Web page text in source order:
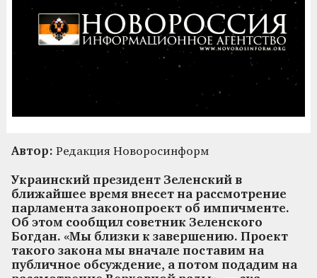
Автор: Редакция Новоросинформ
Украинский президент Зеленский в
ближайшее время внесет на рассмотрение
парламента законопроект об импичменте.
Об этом сообщил советник Зеленского
Богдан. «Мы близки к завершению. Проект
такого закона мы вначале поставим на
публичное обсуждение, а потом подадим на